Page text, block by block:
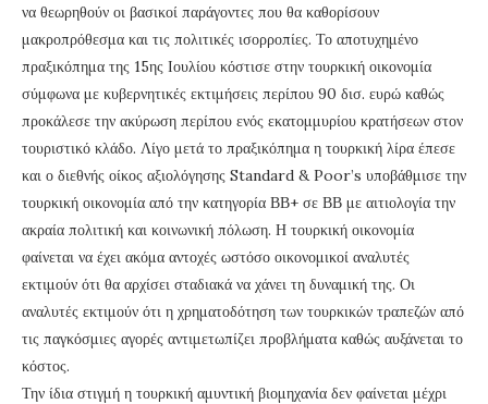
να θεωρηθούν οι βασικοί παράγοντες που θα καθορίσουν
μακροπρόθεσμα και τις πολιτικές ισορροπίες. Το αποτυχημένο
πραξικόπημα της 15ης Ιουλίου κόστισε στην τουρκική οικονομία
σύμφωνα με κυβερνητικές εκτιμήσεις περίπου 90 δισ. ευρώ καθώς
προκάλεσε την ακύρωση περίπου ενός εκατομμυρίου κρατήσεων στον
τουριστικό κλάδο. Λίγο μετά το πραξικόπημα η τουρκική λίρα έπεσε
και ο διεθνής οίκος αξιολόγησης Standard & Poor’s υποβάθμισε την
τουρκική οικονομία από την κατηγορία ΒΒ+ σε ΒΒ με αιτιολογία την
ακραία πολιτική και κοινωνική πόλωση. Η τουρκική οικονομία
φαίνεται να έχει ακόμα αντοχές ωστόσο οικονομικοί αναλυτές
εκτιμούν ότι θα αρχίσει σταδιακά να χάνει τη δυναμική της. Οι
αναλυτές εκτιμούν ότι η χρηματοδότηση των τουρκικών τραπεζών από
τις παγκόσμιες αγορές αντιμετωπίζει προβλήματα καθώς αυξάνεται το
κόστος.
Την ίδια στιγμή η τουρκική αμυντική βιομηχανία δεν φαίνεται μέχρι